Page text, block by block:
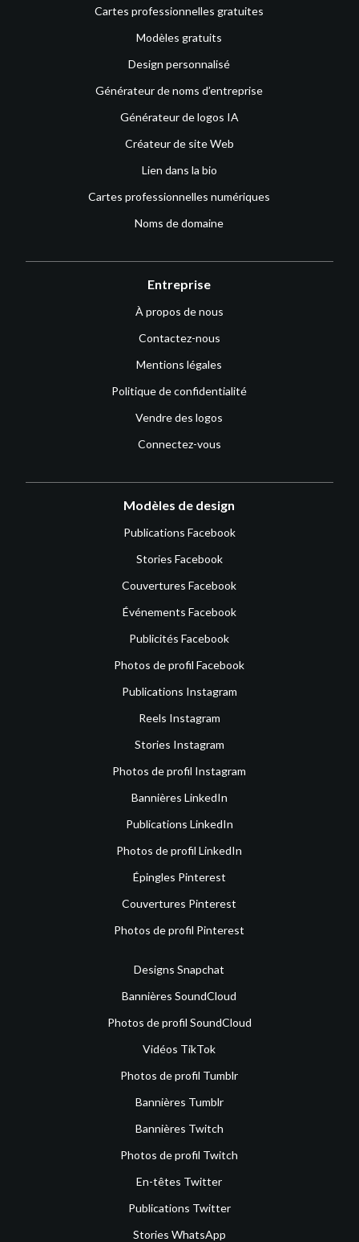
Cartes professionnelles gratuites
Modèles gratuits
Design personnalisé
Générateur de noms d’entreprise
Générateur de logos IA
Créateur de site Web
Lien dans la bio
Cartes professionnelles numériques
Noms de domaine
Entreprise
À propos de nous
Contactez-nous
Mentions légales
Politique de confidentialité
Vendre des logos
Connectez-vous
Modèles de design
Publications Facebook
Stories Facebook
Couvertures Facebook
Événements Facebook
Publicités Facebook
Photos de profil Facebook
Publications Instagram
Reels Instagram
Stories Instagram
Photos de profil Instagram
Bannières LinkedIn
Publications LinkedIn
Photos de profil LinkedIn
Épingles Pinterest
Couvertures Pinterest
Photos de profil Pinterest
Designs Snapchat
Bannières SoundCloud
Photos de profil SoundCloud
Vidéos TikTok
Photos de profil Tumblr
Bannières Tumblr
Bannières Twitch
Photos de profil Twitch
En-têtes Twitter
Publications Twitter
Stories WhatsApp